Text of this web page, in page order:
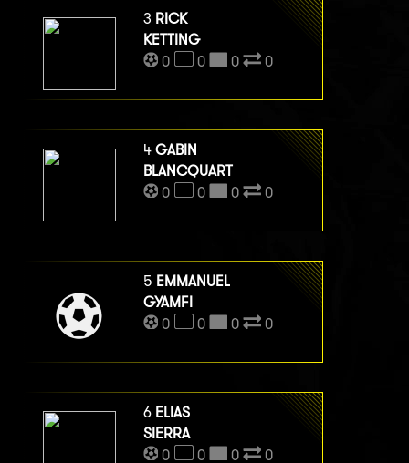
3 RICK
KETTING
0
0 0 0
4 GABIN
BLANCQUART
0
0 0 0
5 EMMANUEL
GYAMFI
0
0 0 0
6 ELIAS
SIERRA
0
0 0 0